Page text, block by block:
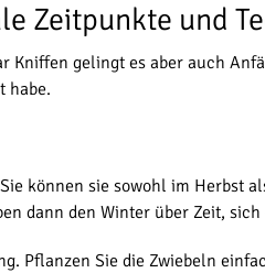
Zeitpunkte und
gelingt es aber auch
habe.
können sie sowohl im Herbst
dann den Winter über Zeit,
Pflanzen Sie die Zwiebeln